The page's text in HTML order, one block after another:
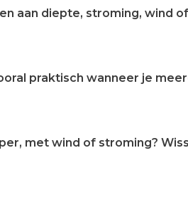
aan diepte, stroming, wind
praktisch wanneer je
met wind of stroming?